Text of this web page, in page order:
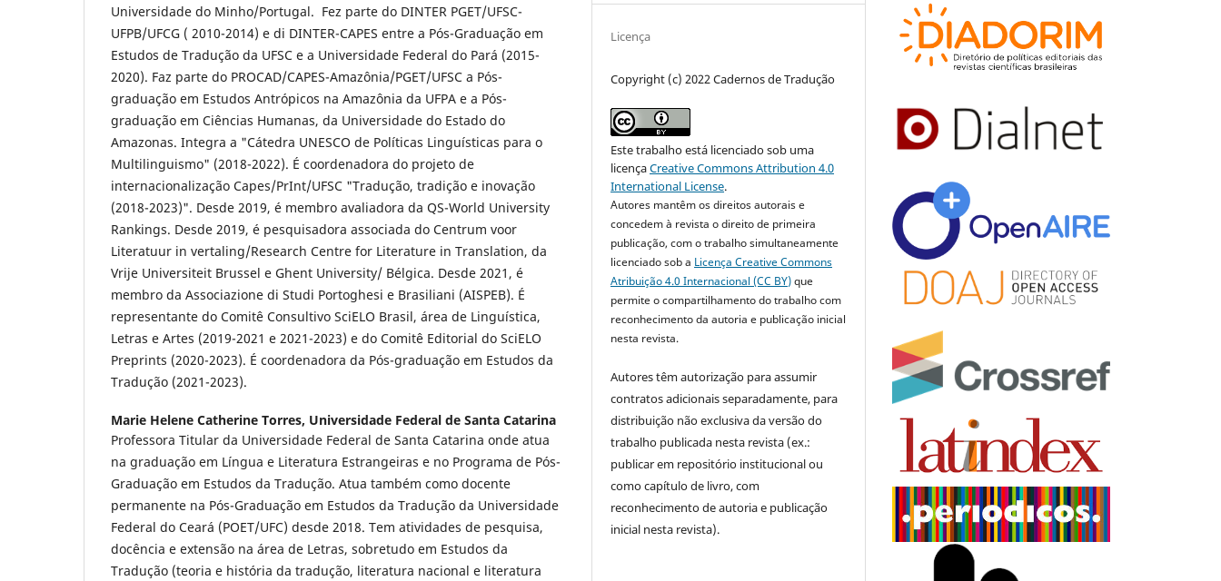
Universidade do Minho/Portugal. Fez parte do DINTER PGET/UFSC-
UFPB/UFCG ( 2010-2014) e di DINTER-CAPES entre a Pós-Graduação em
Estudos de Tradução da UFSC e a Universidade Federal do Pará (2015-
2020). Faz parte do PROCAD/CAPES-Amazônia/PGET/UFSC a Pós-
graduação em Estudos Antrópicos na Amazônia da UFPA e a Pós-
graduação em Ciências Humanas, da Universidade do Estado do
Amazonas. Integra a "Cátedra UNESCO de Políticas Linguísticas para o
Multilinguismo" (2018-2022). É coordenadora do projeto de
internacionalização Capes/PrInt/UFSC "Tradução, tradição e inovação
(2018-2023)". Desde 2019, é membro avaliadora da QS-World University
Rankings. Desde 2019, é pesquisadora associada do Centrum voor
Literatuur in vertaling/Research Centre for Literature in Translation, da
Vrije Universiteit Brussel e Ghent University/ Bélgica. Desde 2021, é
membro da Associazione di Studi Portoghesi e Brasiliani (AISPEB). É
representante do Comitê Consultivo SciELO Brasil, área de Linguística,
Letras e Artes (2019-2021 e 2021-2023) e do Comitê Editorial do SciELO
Preprints (2020-2023). É coordenadora da Pós-graduação em Estudos da
Tradução (2021-2023).
Marie Helene Catherine Torres, Universidade Federal de Santa Catarina
Professora Titular da Universidade Federal de Santa Catarina onde atua
na graduação em Língua e Literatura Estrangeiras e no Programa de Pós-
Graduação em Estudos da Tradução. Atua também como docente
permanente na Pós-Graduação em Estudos da Tradução da Universidade
Federal do Ceará (POET/UFC) desde 2018. Tem atividades de pesquisa,
docência e extensão na área de Letras, sobretudo em Estudos da
Tradução (teoria e história da tradução, literatura nacional e literatura
Licença
Copyright (c) 2022 Cadernos de Tradução
Este trabalho está licenciado sob uma
licençaCreative Commons Attribution 4.0
International License.
Autores mantêm os direitos autorais e
concedem à revista o direito de primeira
publicação, com o trabalho simultaneamente
licenciado sob a Licença Creative Commons
Atribuição 4.0 Internacional (CC BY)que
permite o compartilhamento do trabalho com
reconhecimento da autoria e publicação inicial
nesta revista.
Autores têm autorização para assumir
contratos adicionais separadamente, para
distribuição não exclusiva da versão do
trabalho publicada nesta revista (ex.:
publicar em repositório institucional ou
como capítulo de livro, com
reconhecimento de autoria e publicação
inicial nesta revista).